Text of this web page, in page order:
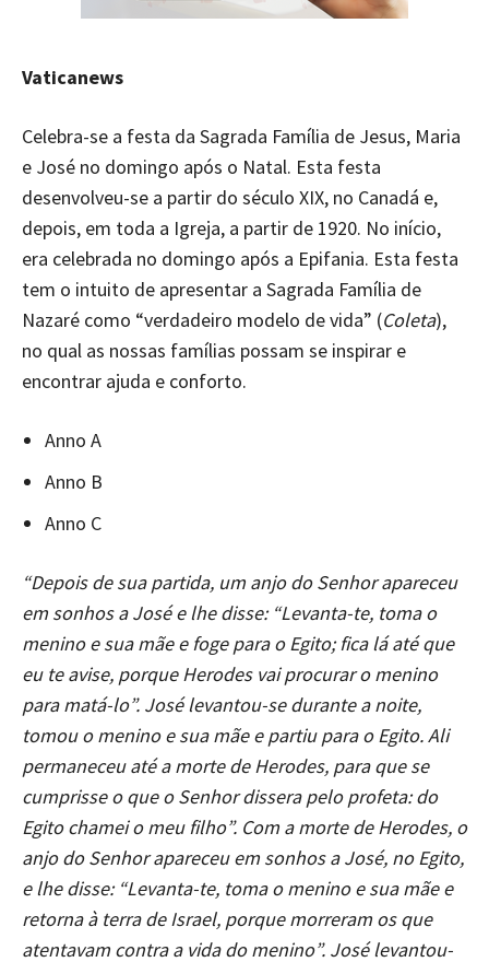
Vaticanews
Celebra-se a festa da Sagrada Família de Jesus, Maria
e José no domingo após o Natal. Esta festa
desenvolveu-se a partir do século XIX, no Canadá e,
depois, em toda a Igreja, a partir de 1920. No início,
era celebrada no domingo após a Epifania. Esta festa
tem o intuito de apresentar a Sagrada Família de
Nazaré como “verdadeiro modelo de vida” (Coleta),
no qual as nossas famílias possam se inspirar e
encontrar ajuda e conforto.
Anno A
Anno B
Anno C
“Depois de sua partida, um anjo do Senhor apareceu
em sonhos a José e lhe disse: “Levanta-te, toma o
menino e sua mãe e foge para o Egito; fica lá até que
eu te avise, porque Herodes vai procurar o menino
para matá-lo”. José levantou-se durante a noite,
tomou o menino e sua mãe e partiu para o Egito. Ali
permaneceu até a morte de Herodes, para que se
cumprisse o que o Senhor dissera pelo profeta: do
Egito chamei o meu filho”. Com a morte de Herodes, o
anjo do Senhor apareceu em sonhos a José, no Egito,
e lhe disse: “Levanta-te, toma o menino e sua mãe e
retorna à terra de Israel, porque morreram os que
atentavam contra a vida do menino”. José levantou-